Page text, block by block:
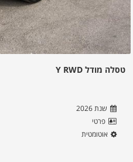
טסלה מודל Y RWD
שנת
פרטי
אוטומטית